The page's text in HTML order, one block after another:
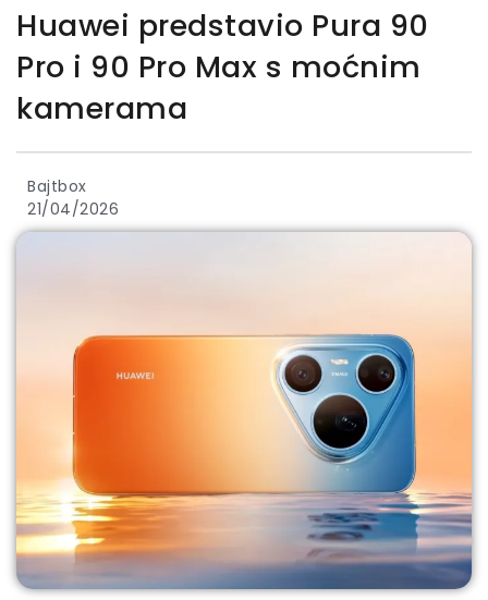
Huawei predstavio Pura 90
Pro i 90 Pro Max s moćnim
kamerama
Bajtbox
21/04/2026